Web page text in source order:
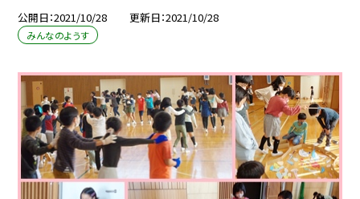
公開日 2021/10/28 更新日 2021/10/28
みんなのようす